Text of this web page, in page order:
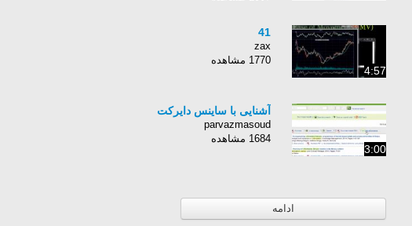
4:57
41
zax
1770 مشاهده
3:00
آشنایی با ساینس دایرکت
parvazmasoud
1684 مشاهده
ادامه